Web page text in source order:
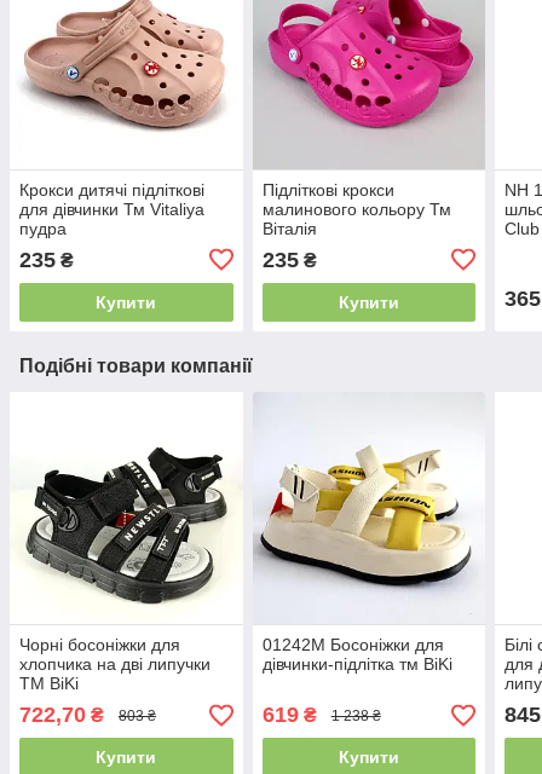
Крокси дитячі підліткові
для дівчинки Тм Vitaliya
пудра
235 ₴
Купити
Підліткові крокси
малинового кольору Тм
Віталія
235₴
Купити
NH
Club
365
Подібні товари компанії
Чорні босоніжки для
хлопчика на дві липучки
ТМ BiKi
722,70 ₴ 803 ₴
Купити
01242M Босоніжки для
дівчинки-підлітка тм BiKi
619₴ 1 238 ₴
Купити
для
845